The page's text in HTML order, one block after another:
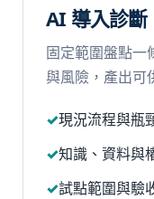
AI 導入診斷
固定範圍盤點一
與風險，產出可
現況流程與瓶
知識、資料與
試點範圍與驗